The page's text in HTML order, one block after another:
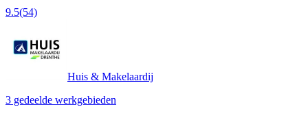
9.5(54)
Huis & Makelaardij
3 gedeelde werkgebieden